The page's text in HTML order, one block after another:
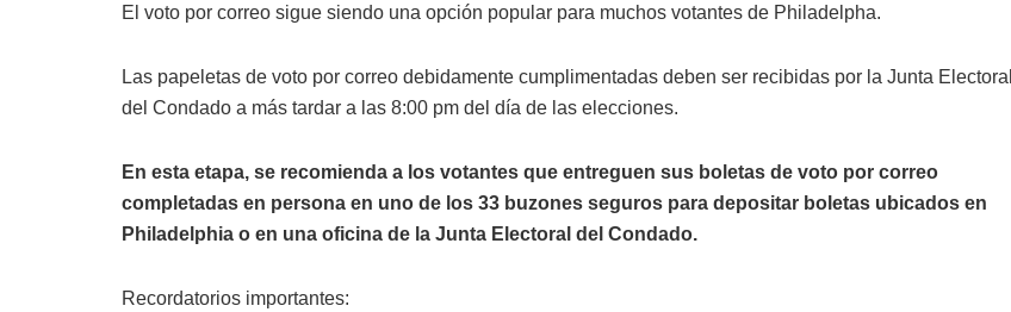
El voto por correo sigue siendo una opción popular para muchos votantes de Philadelpha.
Las papeletas de voto por correo debidamente cumplimentadas deben ser recibidas por la Junta Electoral
del Condado a más tardar a las 8:00 pm del día de las elecciones.
En esta etapa, se recomienda a los votantes que entreguen sus boletas de voto por correo
completadas en persona en uno de los 33 buzones seguros para depositar boletas ubicados en
Philadelphia o en una oficina de la Junta Electoral del Condado.
Recordatorios importantes: